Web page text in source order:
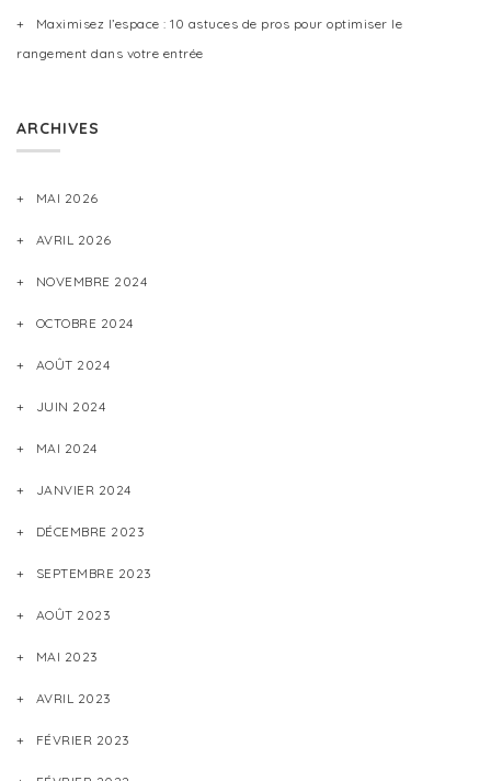
Maximisez l’espace : 10 astuces de pros pour optimiser le
rangement dans votre entrée
ARCHIVES
MAI 2026
AVRIL 2026
NOVEMBRE 2024
OCTOBRE 2024
AOÛT 2024
JUIN 2024
MAI 2024
JANVIER 2024
DÉCEMBRE 2023
SEPTEMBRE 2023
AOÛT 2023
MAI 2023
AVRIL 2023
FÉVRIER 2023